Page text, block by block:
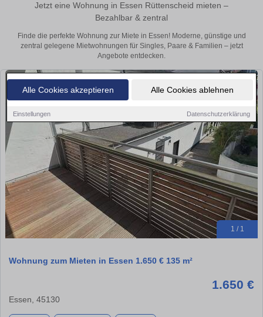
Alle Cookies akzeptieren Alle Cookies ablehnen
Einstellungen Datenschutzerklärung
Jetzt eine Wohnung in Essen Rüttenscheid mieten –
Bezahlbar & zentral
Finde die perfekte Wohnung zur Miete in Essen! Moderne, günstige und
zentral gelegene Mietwohnungen für Singles, Paare & Familien – jetzt
Angebote entdecken.
1 / 1
Wohnung zum Mieten in Essen 1.650 € 135 m²
1.650 €
Essen, 45130